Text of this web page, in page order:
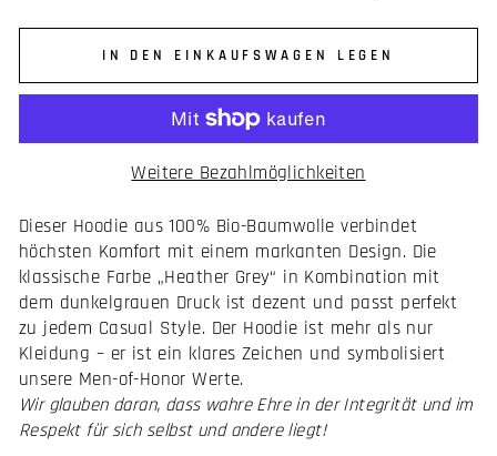
IN DEN EINKAUFSWAGEN LEGEN
Weitere Bezahlmöglichkeiten
Dieser Hoodie aus 100% Bio-Baumwolle verbindet
höchsten Komfort mit einem markanten Design. Die
klassische Farbe „Heather Grey“ in Kombination mit
dem dunkelgrauen Druck ist dezent und passt perfekt
zu jedem Casual Style. Der Hoodie ist mehr als nur
Kleidung – er ist ein klares Zeichen und symbolisiert
unsere Men-of-Honor Werte.
Wir glauben daran, dass wahre Ehre in der Integrität und im
Respekt für sich selbst und andere liegt!